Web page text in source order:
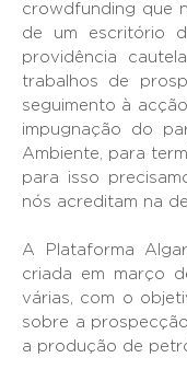
crowdfunding que
de um escritório
providência
trabalhos de
seguimento à
impugnação do
Ambiente, para
para isso
nós acreditam na
A Plataforma
criada em março
várias, com o
sobre a
a produção de